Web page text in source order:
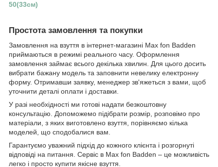
50(33см)
Простота замовлення та покупки
Замовлення на взуття в інтернет-магазині Max fon Badden
приймаються в режимі реального часу. Оформлення
замовлення займає всього декілька хвилин. Для цього досить
вибрати бажану модель та заповнити невелику електронну
форму. Отримавши заявку, менеджер зв'яжеться з вами, щоб
уточнити деталі оплати і доставки.
У разі необхідності ми готові надати безкоштовну
консультацію. Допоможемо підібрати розмір, розповімо про
матеріали, з яких виготовлено взуття, порівняємо кілька
моделей, що сподобалися вам.
Гарантуємо уважний підхід до кожного клієнта і розгорнуті
відповіді на питання. Сервіс в Max fon Badden – це можливість
легко і просто купити якісне взуття.